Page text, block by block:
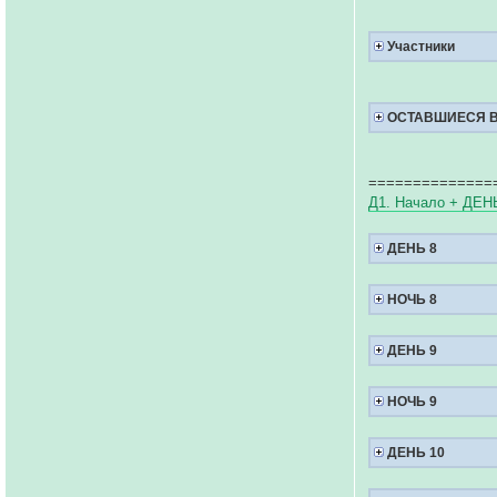
Участники
ОСТАВШИЕСЯ
Д1. Начало +
ДЕНЬ 8
НОЧЬ 8
ДЕНЬ 9
НОЧЬ 9
ДЕНЬ 10